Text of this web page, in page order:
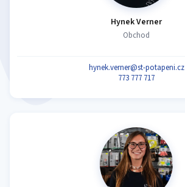
Hynek Verner
Obchod
hynek.verner@st-potapeni.cz
773 777 717